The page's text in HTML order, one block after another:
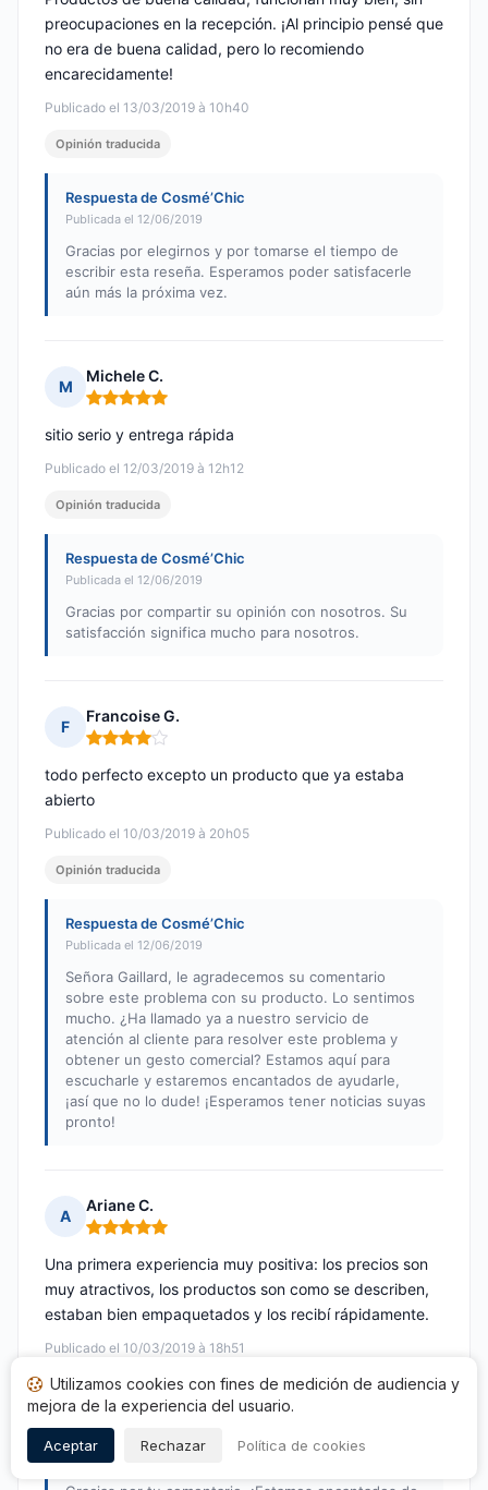
Publicado el 13/03/2019 à 10h40
preocupaciones en la recepción. ¡Al principio pensé que
no era de buena calidad, pero lo recomiendo
encarecidamente!
Opinión traducida
Respuesta de Cosmé’Chic
Publicada el 12/06/2019
Gracias por elegirnos y por tomarse el tiempo de
escribir esta reseña. Esperamos poder satisfacerle
aún más la próxima vez.
M
Michele C.
Nota: 5 de 5
Publicado el 12/03/2019 à 12h12
sitio serio y entrega rápida
Opinión traducida
Respuesta de Cosmé’Chic
Publicada el 12/06/2019
Gracias por compartir su opinión con nosotros. Su
satisfacción significa mucho para nosotros.
F
Francoise G.
Nota: 4 de 5
Publicado el 10/03/2019 à 20h05
todo perfecto excepto un producto que ya estaba
abierto
Opinión traducida
Respuesta de Cosmé’Chic
Publicada el 12/06/2019
Señora Gaillard, le agradecemos su comentario
sobre este problema con su producto. Lo sentimos
mucho. ¿Ha llamado ya a nuestro servicio de
atención al cliente para resolver este problema y
obtener un gesto comercial? Estamos aquí para
escucharle y estaremos encantados de ayudarle,
¡así que no lo dude! ¡Esperamos tener noticias suyas
pronto!
A
Ariane C.
Nota: 5 de 5
Publicado el 10/03/2019 à 18h51
Una primera experiencia muy positiva: los precios son
muy atractivos, los productos son como se describen,
estaban bien empaquetados y los recibí rápidamente.
Opinión traducida
Respuesta de Cosmé’Chic
Publicada el 12/06/2019
Utilizamos cookies con fines de medición de audiencia y
mejora de la experiencia del usuario.
Aceptar Rechazar Política de cookies